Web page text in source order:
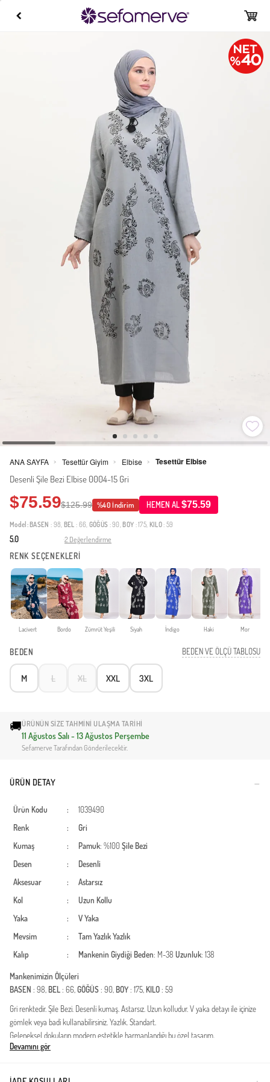
ANA SAYFA > Tesettür Giyim > Elbise > Tesettür Elbise
Desenli Şile Bezi Elbise 0004-15 Gri
$75.59$125.99 %40 İndirim HEMEN AL$75.59
Model: BASEN : 98, BEL : 66, GÖĞÜS : 90, BOY : 175, KILO: 59
5.0 2 Değerlendirme
RENK SEÇENEKLERİ
Lacivert Bordo Zümrüt Yeşili Siyah İndigo Haki Mor
BEDEN BEDEN VE ÖLÇÜ TABLOSU
M L XL XXL 3XL
🚚ÜRÜNÜN SIZE TAHMINI ULAŞMA TARIHI
11 Ağustos Salı - 13 Ağustos Perşembe
Sefamerve Tarafından Gönderilecektir.
ÜRÜN DETAY
Ürün Kodu :
1039490
Renk
:
Gri
Kumaş
: Pamuk: %100Şile Bezi
Desen
:
Desenli
Aksesuar
:
Astarsız
Kol
:
Uzun Kollu
Yaka
:
V Yaka
Mevsim
: Tam YazlıkYazlık
Kalıp
: Mankenin Giydiği Beden: M-38 Uzunluk: 138
Mankenimizin Ölçüleri
BASEN : 98, BEL: 66,GÖĞÜS: 90, BOY: 175, KILO: 59
Gri renktedir. Şile Bezi. Desenli kumaş. Astarsız. Uzun kolludur. V yaka detayı ile içinize
gömlek veya badi kullanabilirsiniz. Yazlık. Standart.
Geleneksel dokuların modern estetikle harmanlandığı bu özel tasarım,
gardırobunuzun en konforlu ve şık parçası olmaya aday. %100 pamuk liflerinden
bilinen bu kumaş türü, muhafazakar giyim standartlarına uygun, iç göstermeyen
Devamını gör